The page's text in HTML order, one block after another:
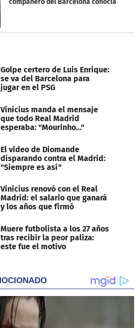
compañero del Barcelona conocía
Golpe certero de Luis Enrique:
se va del Barcelona para
jugar en el PSG
Vinicius manda el mensaje
que todo Real Madrid
esperaba: "Mourinho..."
El video de Diomande
disparando contra el Madrid:
"Siempre es así"
Vinicius renovó con el Real
Madrid: el salario que ganará
y los años que firmó
Muere futbolista a los 27 años
tras recibir la peor paliza:
este fue el motivo